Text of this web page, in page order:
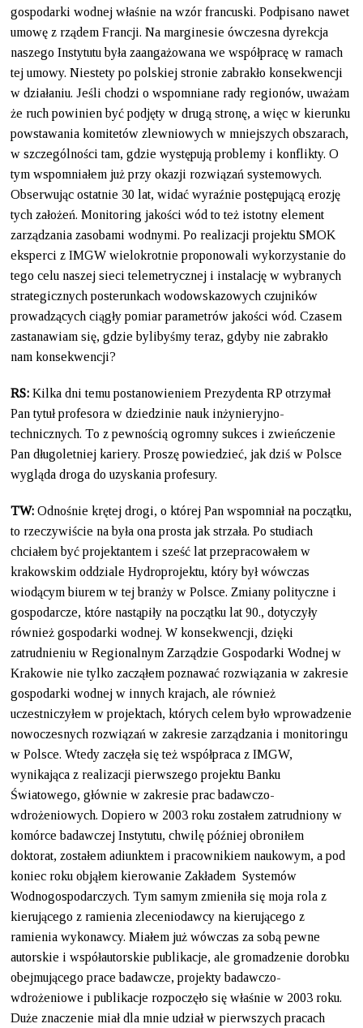
gospodarki wodnej właśnie na wzór francuski. Podpisano nawet
umowę z rządem Francji. Na marginesie ówczesna dyrekcja
naszego Instytutu była zaangażowana we współpracę w ramach
tej umowy. Niestety po polskiej stronie zabrakło konsekwencji
w działaniu. Jeśli chodzi o wspomniane rady regionów, uważam
że ruch powinien być podjęty w drugą stronę, a więc w kierunku
powstawania komitetów zlewniowych w mniejszych obszarach,
w szczególności tam, gdzie występują problemy i konflikty. O
tym wspomniałem już przy okazji rozwiązań systemowych.
Obserwując ostatnie 30 lat, widać wyraźnie postępującą erozję
tych założeń. Monitoring jakości wód to też istotny element
zarządzania zasobami wodnymi. Po realizacji projektu SMOK
eksperci z IMGW wielokrotnie proponowali wykorzystanie do
tego celu naszej sieci telemetrycznej i instalację w wybranych
strategicznych posterunkach wodowskazowych czujników
prowadzących ciągły pomiar parametrów jakości wód. Czasem
zastanawiam się, gdzie bylibyśmy teraz, gdyby nie zabrakło
nam konsekwencji?
RS: Kilka dni temu postanowieniem Prezydenta RP otrzymał
Pan tytuł profesora w dziedzinie nauk inżynieryjno-
technicznych. To z pewnością ogromny sukces i zwieńczenie
Pan długoletniej kariery. Proszę powiedzieć, jak dziś w Polsce
wygląda droga do uzyskania profesury.
TW: Odnośnie krętej drogi, o której Pan wspomniał na początku,
to rzeczywiście na była ona prosta jak strzała. Po studiach
chciałem być projektantem i sześć lat przepracowałem w
krakowskim oddziale Hydroprojektu, który był wówczas
wiodącym biurem w tej branży w Polsce. Zmiany polityczne i
gospodarcze, które nastąpiły na początku lat 90., dotyczyły
również gospodarki wodnej. W konsekwencji, dzięki
zatrudnieniu w Regionalnym Zarządzie Gospodarki Wodnej w
Krakowie nie tylko zacząłem poznawać rozwiązania w zakresie
gospodarki wodnej w innych krajach, ale również
uczestniczyłem w projektach, których celem było wprowadzenie
nowoczesnych rozwiązań w zakresie zarządzania i monitoringu
w Polsce. Wtedy zaczęła się też współpraca z IMGW,
wynikająca z realizacji pierwszego projektu Banku
Światowego, głównie w zakresie prac badawczo-
wdrożeniowych. Dopiero w 2003 roku zostałem zatrudniony w
komórce badawczej Instytutu, chwilę później obroniłem
doktorat, zostałem adiunktem i pracownikiem naukowym, a pod
koniec roku objąłem kierowanie Zakładem Systemów
Wodnogospodarczych. Tym samym zmieniła się moja rola z
kierującego z ramienia zleceniodawcy na kierującego z
ramienia wykonawcy. Miałem już wówczas za sobą pewne
autorskie i współautorskie publikacje, ale gromadzenie dorobku
obejmującego prace badawcze, projekty badawczo-
wdrożeniowe i publikacje rozpoczęło się właśnie w 2003 roku.
Duże znaczenie miał dla mnie udział w pierwszych pracach